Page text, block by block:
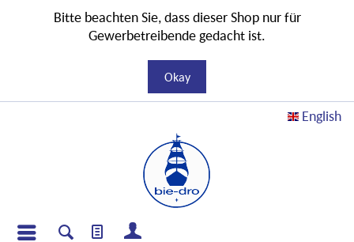
English
Bitte beachten Sie, dass dieser Shop nur für
Gewerbetreibende gedacht ist.
Okay